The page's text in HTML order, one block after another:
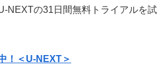
NEXTの31日間無料トライアルを試
！＜U-NEXT＞